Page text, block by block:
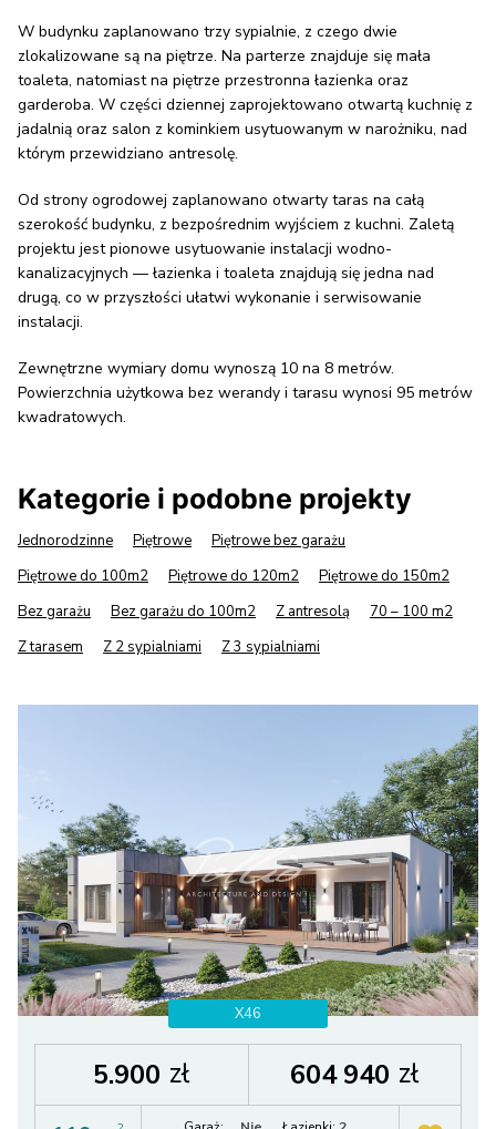
W budynku zaplanowano trzy sypialnie, z czego dwie
zlokalizowane są na piętrze. Na parterze znajduje się mała
toaleta, natomiast na piętrze przestronna łazienka oraz
garderoba. W części dziennej zaprojektowano otwartą kuchnię z
jadalnią oraz salon z kominkiem usytuowanym w narożniku, nad
którym przewidziano antresolę.
Od strony ogrodowej zaplanowano otwarty taras na całą
szerokość budynku, z bezpośrednim wyjściem z kuchni. Zaletą
projektu jest pionowe usytuowanie instalacji wodno-
kanalizacyjnych — łazienka i toaleta znajdują się jedna nad
drugą, co w przyszłości ułatwi wykonanie i serwisowanie
instalacji.
Zewnętrzne wymiary domu wynoszą 10 na 8 metrów.
Powierzchnia użytkowa bez werandy i tarasu wynosi 95 metrów
kwadratowych.
Kategorie i podobne projekty
Jednorodzinne Piętrowe
Piętrowe bez garażu
Piętrowe do 100m2
Piętrowe do 120m2
Piętrowe do 150m2
Bez garażu
Bez garażu do 100m2 Z antresolą
70 – 100 m2
Z tarasem
Z 2 sypialniami Z 3 sypialniami
X46
5.900 zł 604 940 zł